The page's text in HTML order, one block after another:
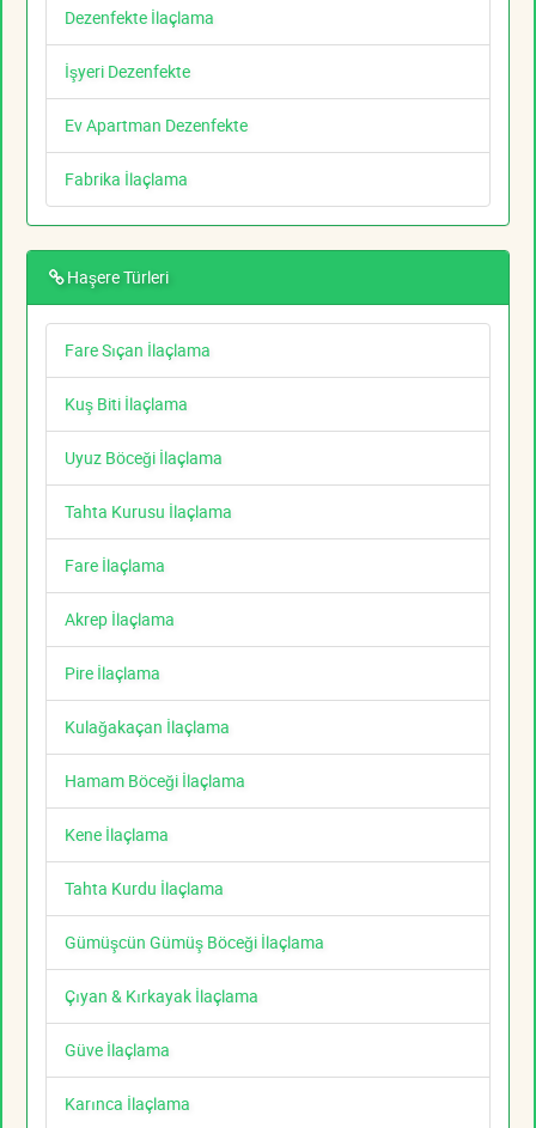
Dezenfekte İlaçlama
İşyeri Dezenfekte
Ev Apartman Dezenfekte
Fabrika İlaçlama
Haşere Türleri
Fare Sıçan İlaçlama
Kuş Biti İlaçlama
Uyuz Böceği İlaçlama
Tahta Kurusu İlaçlama
Fare İlaçlama
Akrep İlaçlama
Pire İlaçlama
Kulağakaçan İlaçlama
Hamam Böceği İlaçlama
Kene İlaçlama
Tahta Kurdu İlaçlama
Gümüşcün Gümüş Böceği İlaçlama
Çıyan & Kırkayak İlaçlama
Güve İlaçlama
Karınca İlaçlama